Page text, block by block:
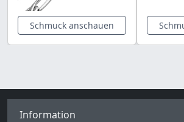
Schmuck anschauen
Information